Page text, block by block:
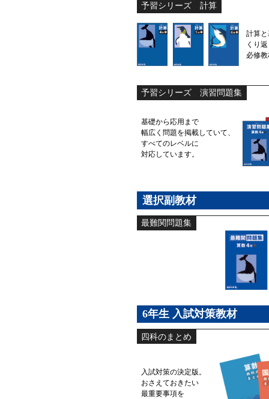
予習シリーズ 計算
計算
くり
必修
予習シリーズ 演習問題集
基礎から応用まで
幅広く問題を掲載していて、
すべてのレベルに
対応しています。
選択副教材
最難関問題集
6年生 入試対策教材
四科のまとめ
入試対策の決定版。
おさえておきたい
最重要事項を